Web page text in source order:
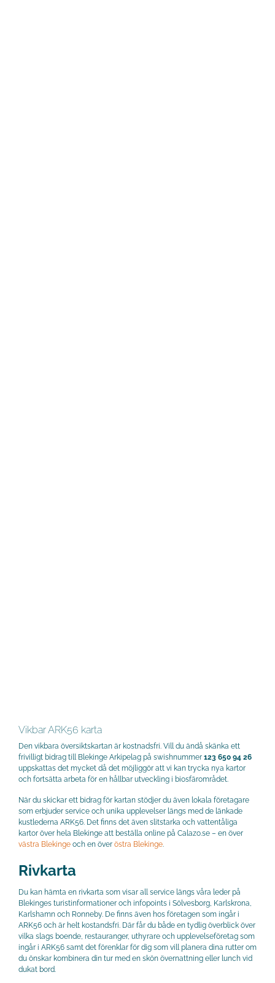
Vikbar ARK56 karta
Den vikbara översiktskartan är kostnadsfri. Vill du ändå skänka ett
frivilligt bidrag till Blekinge Arkipelag på swishnummer 123 650 94 26
uppskattas det mycket då det möjliggör att vi kan trycka nya kartor
och fortsätta arbeta för en hållbar utveckling i biosfärområdet.
När du skickar ett bidrag för kartan stödjer du även lokala företagare
som erbjuder service och unika upplevelser längs med de länkade
kustlederna ARK56. Det finns det även slitstarka och vattentåliga
kartor över hela Blekinge att beställa online på Calazo.se – en över
västra Blekinge och en över östra Blekinge
Rivkarta
Du kan hämta en rivkarta som visar all service längs våra leder på
Blekinges turistinformationer och infopoints i Sölvesborg, Karlskrona,
Karlshamn och Ronneby. De finns även hos företagen som ingår i
ARK56 och är helt kostandsfri. Där får du både en tydlig överblick över
vilka slags boende, restauranger, uthyrare och upplevelseföretag som
ingår i ARK56 samt det förenklar för dig som vill planera dina rutter om
du önskar kombinera din tur med en skön övernattning eller lunch vid
dukat bord.